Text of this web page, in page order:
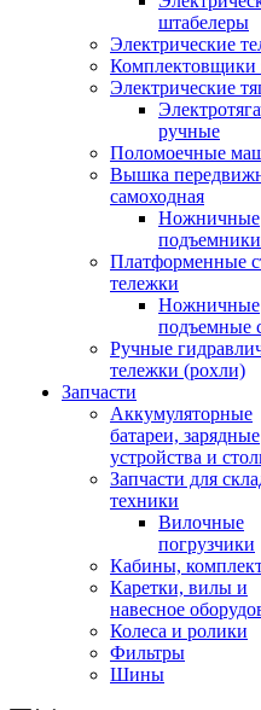
штабелеры
Электрические
Комплектовщики
Электрические
ручные
Поломоечные
Вышка
самоходная
Ножничные
подъемники
Платформенные
тележки
Ножничные
подъемные
Ручные
тележки (рохли)
Запчасти
Аккумуляторные
батареи, зарядные
устройства и
Запчасти для
техники
Вилочные
погрузчики
Кабины,
Каретки, вилы и
навесное
Колеса и ролики
Фильтры
Шины